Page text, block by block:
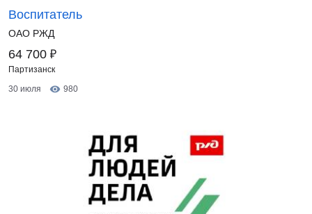
Воспитатель
ОАО РЖД
64 700 ₽
Партизанск
30 июля
980